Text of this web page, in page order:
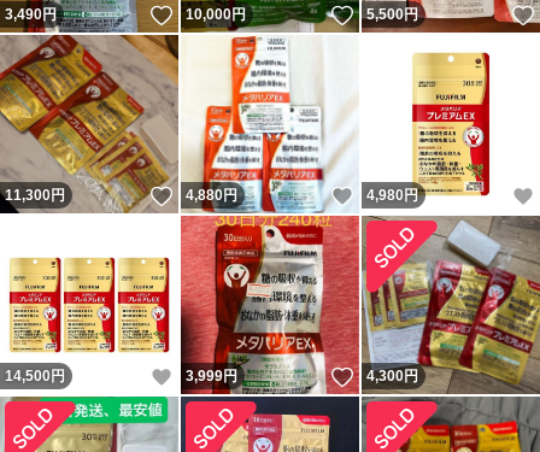
3,490円 いいね！
10,000円 いいね！
5,500円
11,300円 いいね！
4,880円 いいね！
4,980 円
14,500 円 いいね！
3,999円 いいね！
4,300円